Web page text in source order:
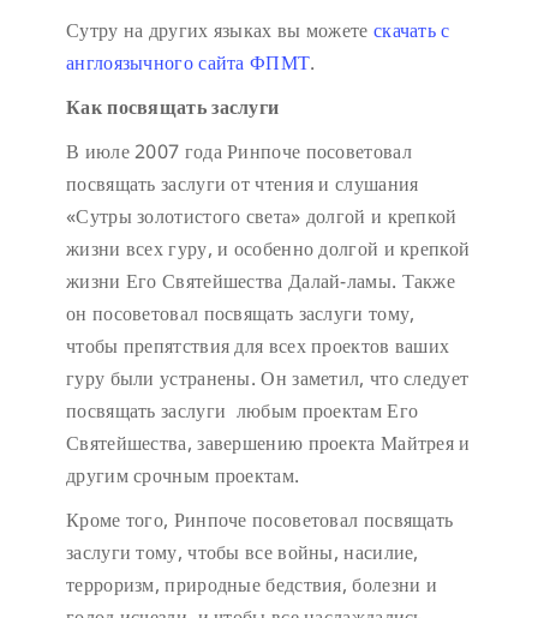
Сутру на других языках вы можете скачать с
англоязычного сайта ФПМТ.
Как посвящать заслуги
В июле 2007 года Ринпоче посоветовал
посвящать заслуги от чтения и слушания
«Сутры золотистого света» долгой и крепкой
жизни всех гуру, и особенно долгой и крепкой
жизни Его Святейшества Далай-ламы. Также
он посоветовал посвящать заслуги тому,
чтобы препятствия для всех проектов ваших
гуру были устранены. Он заметил, что следует
посвящать заслуги любым проектам Его
Святейшества, завершению проекта Майтрея и
другим срочным проектам.
Кроме того, Ринпоче посоветовал посвящать
заслуги тому, чтобы все войны, насилие,
терроризм, природные бедствия, болезни и